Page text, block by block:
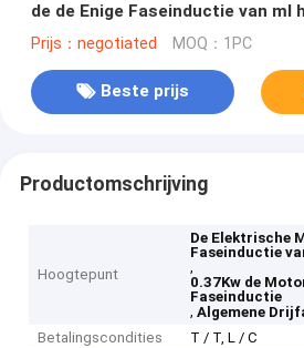
de de Enige Faseinductie van ml
Prijs：negotiated MOQ：1PC
Beste prijs
Productomschrijving
Hoogtepunt
De Elektrische
Faseinductie
,
0.37Kw de
Faseinductie
,Algemene
Betalingscondities
T / T, L / C